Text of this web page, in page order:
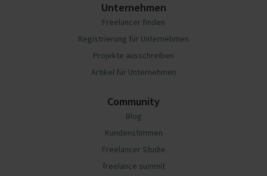
Unternehmen
Freelancer finden
Registrierung für Unternehmen
Projekte ausschreiben
Artikel für Unternehmen
Community
Blog
Kundenstimmen
Freelancer Studie
freelance summit